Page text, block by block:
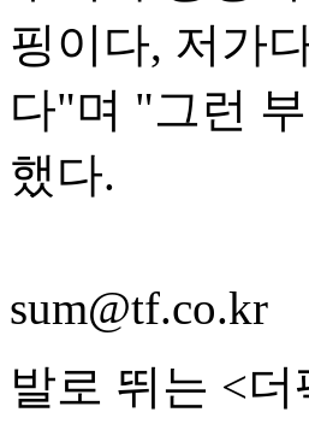
핑이다, 저가
다"며 "그런
했다.
sum@tf.co.kr
발로 뛰는 <